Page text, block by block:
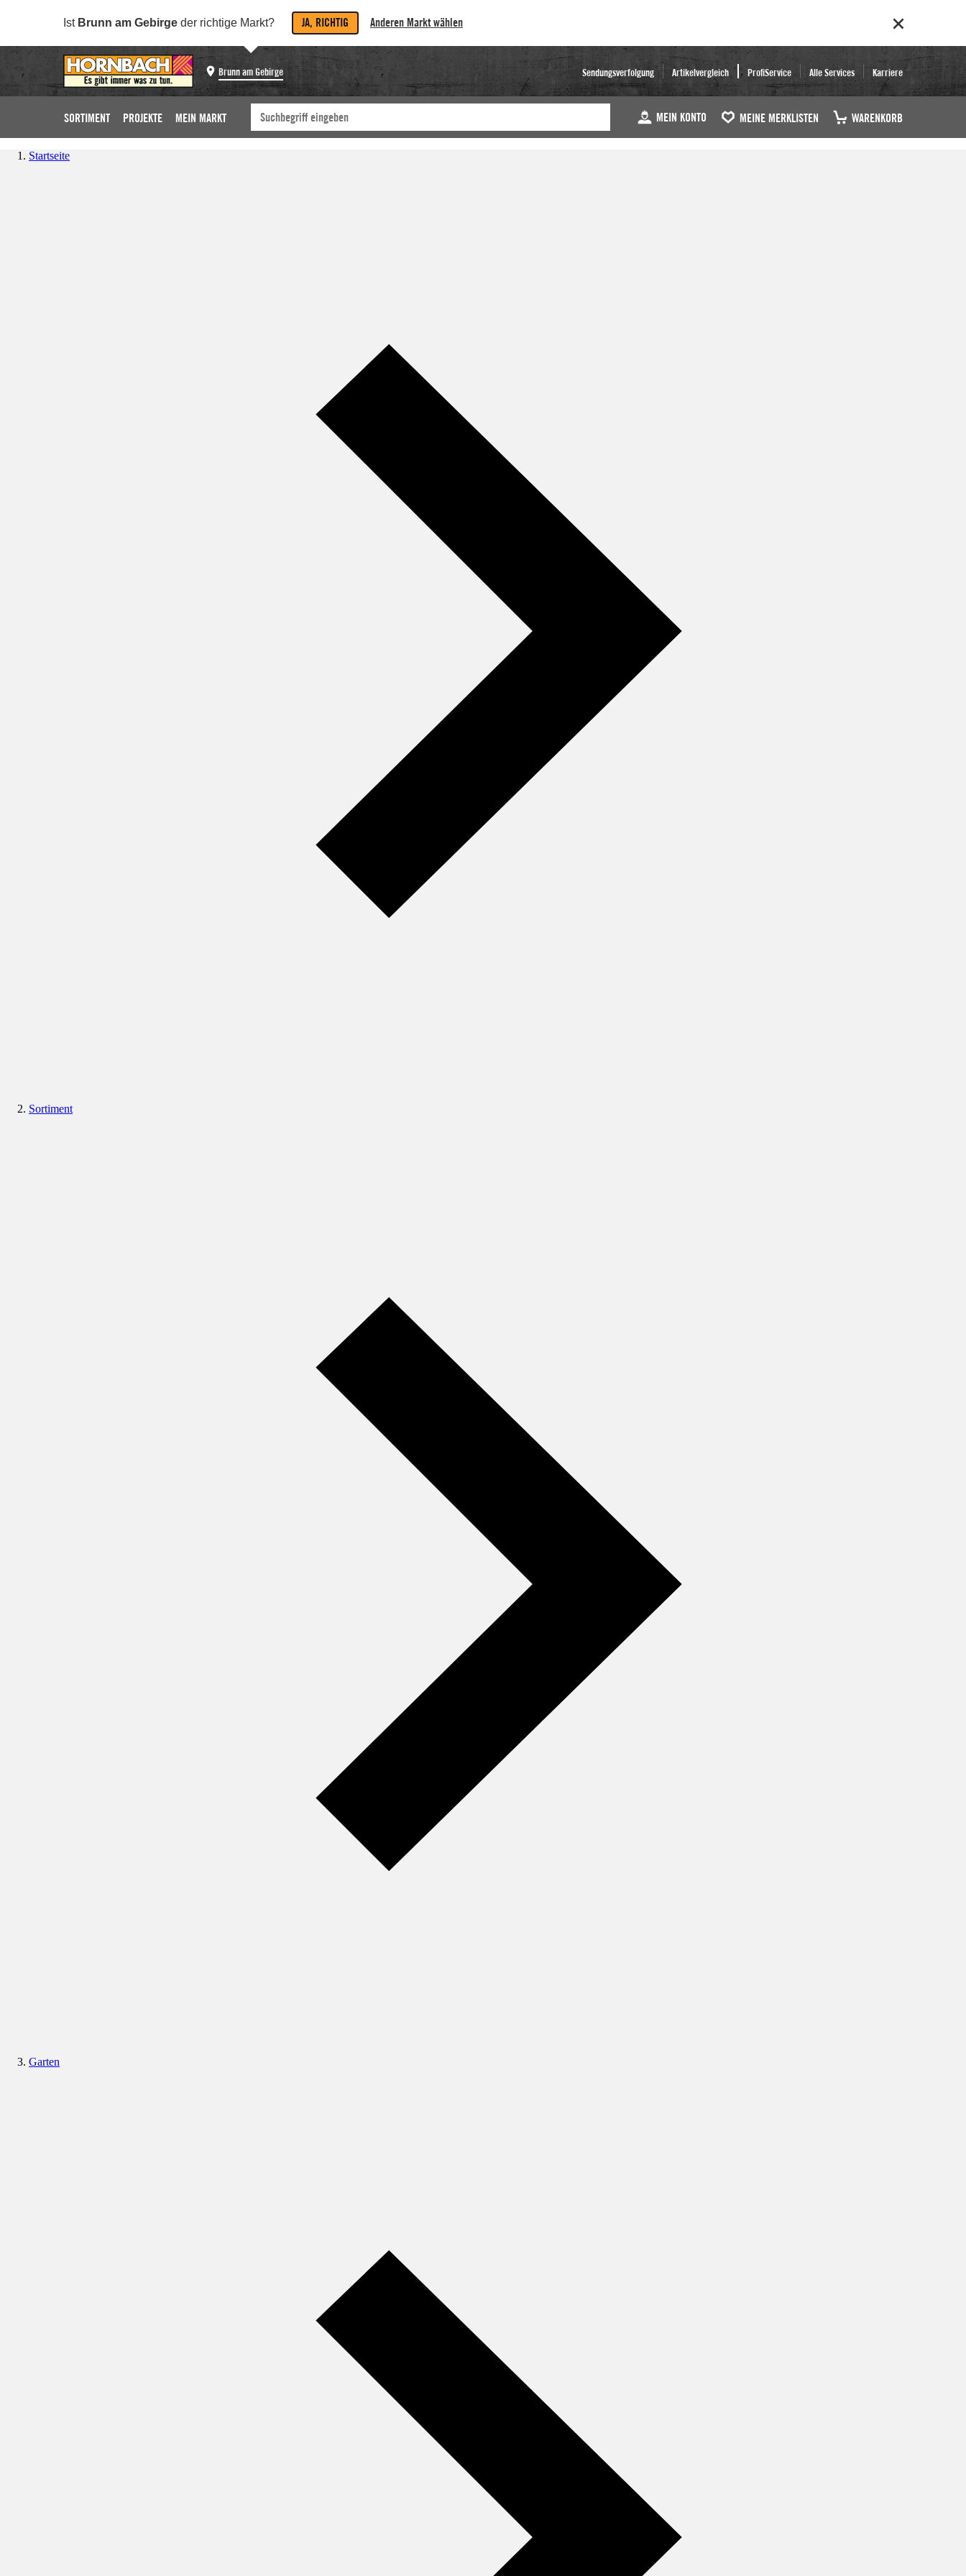
Ist Brunn am Gebirge der richtige Markt? JA, RICHTIG Anderen Markt wählen
Brunn am Gebirge Sendungsverfolgung Artikelvergleich ProfiService Alle Services Karriere
SORTIMENT PROJEKTE MEIN MARKT MEIN KONTO MEINE MERKLISTEN WARENKORB
Startseite
Sortiment
Garten